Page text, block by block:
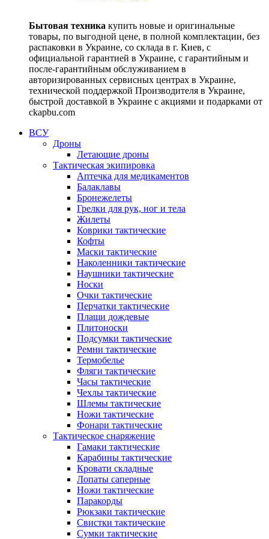
Бытовая техника купить новые и оригинальные
товары, по выгодной цене, в полной комплектации, без
распаковки в Украине, со склада в г. Киев, с
официальной гарантией в Украине, с гарантийным и
после-гарантийным обслуживанием в
авторизированных сервисных центрах в Украине,
технической поддержкой Производителя в Украине,
быстрой доставкой в Украине с акциями и подарками от
ckapbu.com
ВСУ
Дроны
Летающие дроны
Тактическая экипировка
Аптечка для медикаментов
Балаклавы
Бронежелеты
Грелки для рук, ног и тела
Жилеты
Коврики тактические
Кофты
Маски тактические
Наколенники тактические
Наушники тактические
Носки
Очки тактические
Перчатки тактические
Плащи дождевые
Плитоноски
Подсумки тактические
Ремни тактические
Термобелье
Фляги тактические
Часы тактические
Чехлы тактические
Шлемы тактические
Ножи тактические
Фонари тактические
Тактическое снаряжение
Гамаки тактические
Карабины тактические
Кровати складные
Лопаты саперные
Ножи тактические
Паракорды
Рюкзаки тактические
Свистки тактические
Сумки тактические